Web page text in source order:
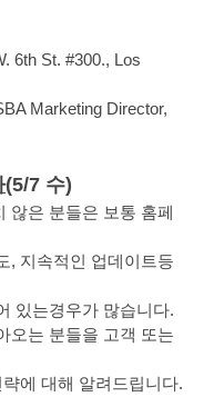
6th St. #300., Los
Marketing Director,
(5/7 수)
않은 분들은 보통 홈페
, 지속적인 업데이트등
있는경우가 많습니다.
오는 분들을 고객 또는
에 대해 알려드립니다.